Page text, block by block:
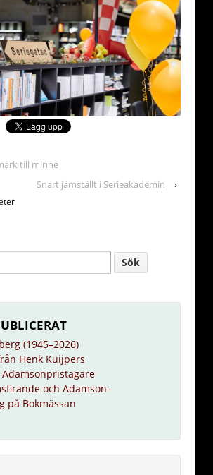
till minne
Snart jämställt i Serieakademin
›
(1945–2026)
Henk Kuijpers
Adamsonpristagare
och Adamson-
på Bokmässan